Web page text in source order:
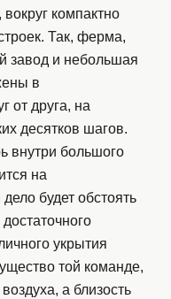
компактно
Так, ферма,
завод и небольшая
в
от друга, на
десятков шагов.
внутри большого
на
будет обстоять
укрытия
той команде,
а близость